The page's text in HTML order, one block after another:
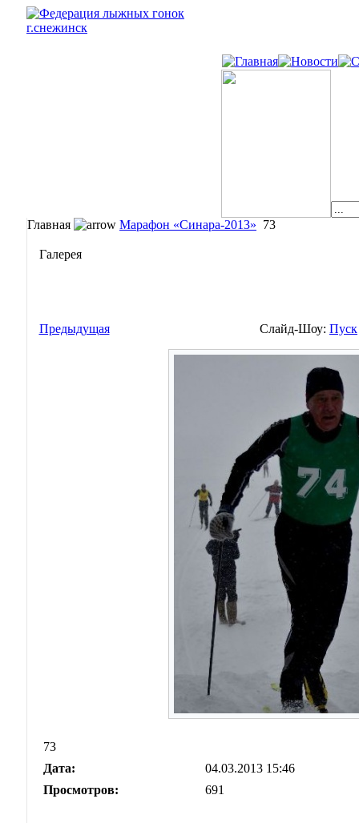
Главная Марафон «Синара-2013» 73
Галерея
Предыдущая Слайд-Шоу: Пуск
73
Дата:
04.03.2013 15:46
Просмотров:
691